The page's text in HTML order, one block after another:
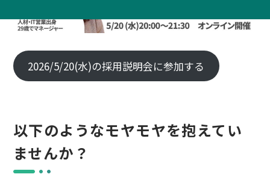
2026/5/20(水)の採用説明会に参加する
以下のようなモヤモヤを抱えてい
ませんか？